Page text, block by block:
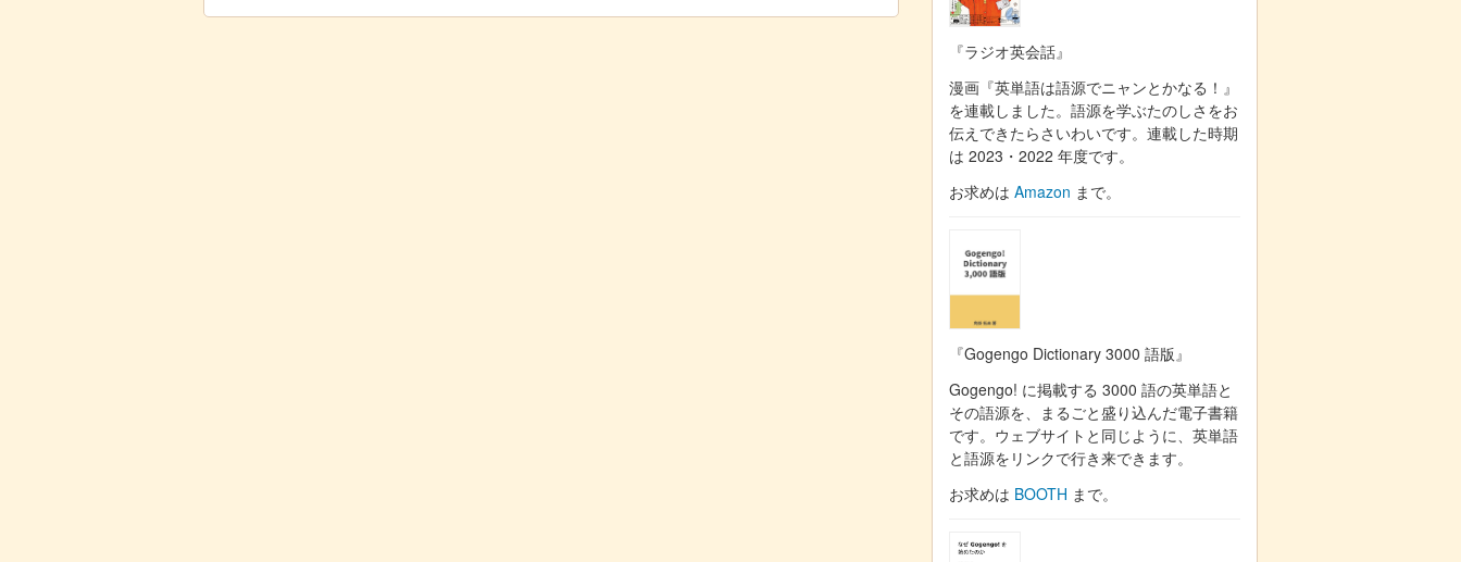
『ラジオ英会話』
漫画『英単語は語源でニャンとかなる！』
を連載しました。語源を学ぶたのしさをお
伝えできたらさいわいです。連載した時期
は 2023・2022 年度です。
お求めは Amazon まで。
『Gogengo Dictionary 3000 語版』
Gogengo! に掲載する 3000 語の英単語と
その語源を、まるごと盛り込んだ電子書籍
です。ウェブサイトと同じように、英単語
と語源をリンクで行き来できます。
お求めは BOOTH まで。